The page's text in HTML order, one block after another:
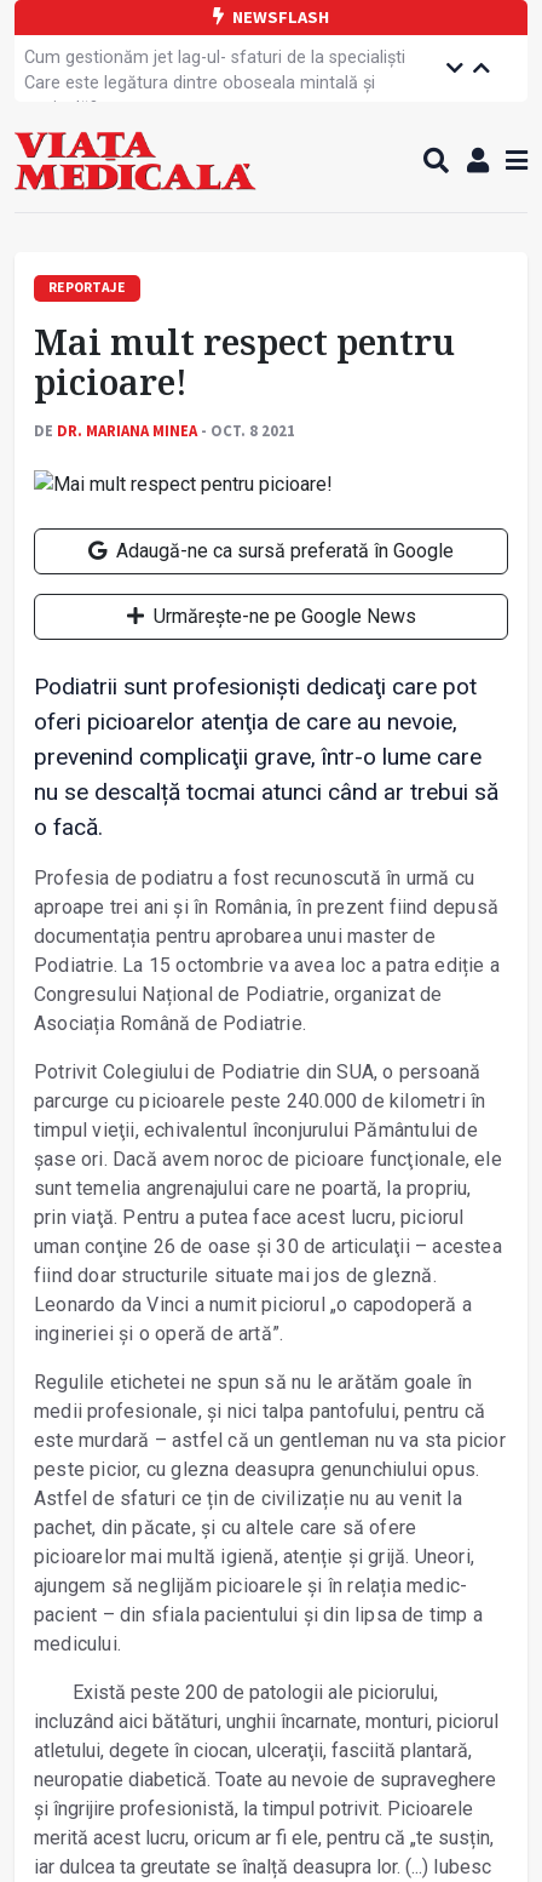
NEWSFLASH
Cum gestionăm jet lag-ul- sfaturi de la specialiști
Care este legătura dintre oboseala mintală și
caniculă?
Campanie de prevenție dedicată sportivelor
Un nou studiu pentru testarea unui vaccin împotriva
tulpinei Bundibugyo a virusului Ebola
sănătate
Demersuri pentru acces transfrontalier la date
Contractul cadru ar putea fi modificat
temporar
REPORTAJE
Mai mult respect pentru
picioare!
DE DR. MARIANA MINEA - OCT. 8 2021
Adaugă-ne ca sursă preferată în Google
Urmărește-ne pe Google News
Podiatrii sunt profesioniști dedicaţi care pot
oferi picioarelor atenţia de care au nevoie,
prevenind complicaţii grave, într-o lume care
nu se descalță tocmai atunci când ar trebui să
o facă.
Profesia de podiatru a fost recunoscută în urmă cu
aproape trei ani și în România, în prezent fiind depusă
documentația pentru aprobarea unui master de
Podiatrie. La 15 octombrie va avea loc a patra ediție a
Congresului Național de Podiatrie, organizat de
Asociația Română de Podiatrie.
Potrivit Colegiului de Podiatrie din SUA, o persoană
parcurge cu picioarele peste 240.000 de kilometri în
timpul vieţii, echivalentul înconjurului Pământului de
șase ori. Dacă avem noroc de picioare funcţionale, ele
sunt temelia angrenajului care ne poartă, la propriu,
prin viaţă. Pentru a putea face acest lucru, piciorul
uman conţine 26 de oase și 30 de articulaţii – acestea
fiind doar structurile situate mai jos de gleznă.
Leonardo da Vinci a numit piciorul „o capodoperă a
ingineriei și o operă de artă”.
Regulile etichetei ne spun să nu le arătăm goale în
medii profesionale, și nici talpa pantofului, pentru că
este murdară – astfel că un gentleman nu va sta picior
peste picior, cu glezna deasupra genunchiului opus.
Astfel de sfaturi ce țin de civilizație nu au venit la
pachet, din păcate, și cu altele care să ofere
picioarelor mai multă igienă, atenție și grijă. Uneori,
ajungem să neglijăm picioarele și în relația medic-
pacient – din sfiala pacientului și din lipsa de timp a
medicului.
Există peste 200 de patologii ale piciorului,
incluzând aici bătături, unghii încarnate, monturi, piciorul
atletului, degete în ciocan, ulceraţii, fasciită plantară,
neuropatie diabetică. Toate au nevoie de supraveghere
și îngrijire profesionistă, la timpul potrivit. Picioarele
merită acest lucru, oricum ar fi ele, pentru că „te susțin,
iar dulcea ta greutate se înalță deasupra lor. (...) Iubesc